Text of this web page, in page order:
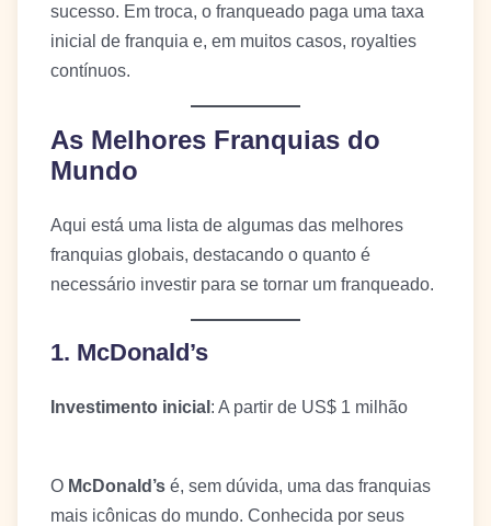
sucesso. Em troca, o franqueado paga uma taxa
inicial de franquia e, em muitos casos, royalties
contínuos.
As Melhores Franquias do
Mundo
Aqui está uma lista de algumas das melhores
franquias globais, destacando o quanto é
necessário investir para se tornar um franqueado.
1. McDonald’s
Investimento inicial : A partir de US$ 1 milhão
O McDonald’s é, sem dúvida, uma das franquias
mais icônicas do mundo. Conhecida por seus